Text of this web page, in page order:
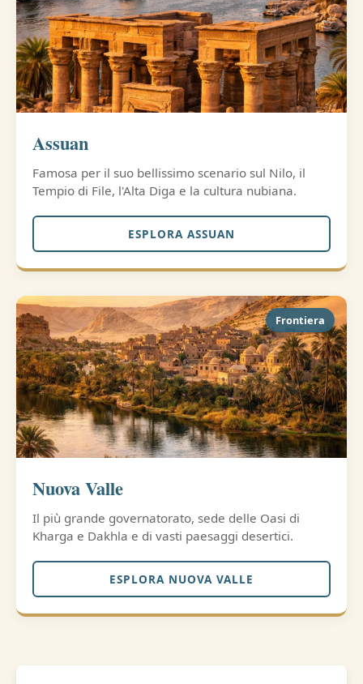
Assuan
Famosa per il suo bellissimo scenario sul Nilo, il
Tempio di File, l'Alta Diga e la cultura nubiana.
ESPLORA ASSUAN
Frontiera
Nuova Valle
Il più grande governatorato, sede delle Oasi di
Kharga e Dakhla e di vasti paesaggi desertici.
ESPLORA NUOVA VALLE